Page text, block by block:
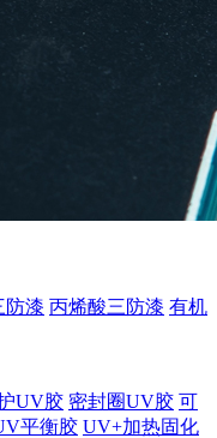
防漆 丙烯酸三防漆 有机
UV胶 密封圈UV胶 可
平衡胶 UV+加热固化